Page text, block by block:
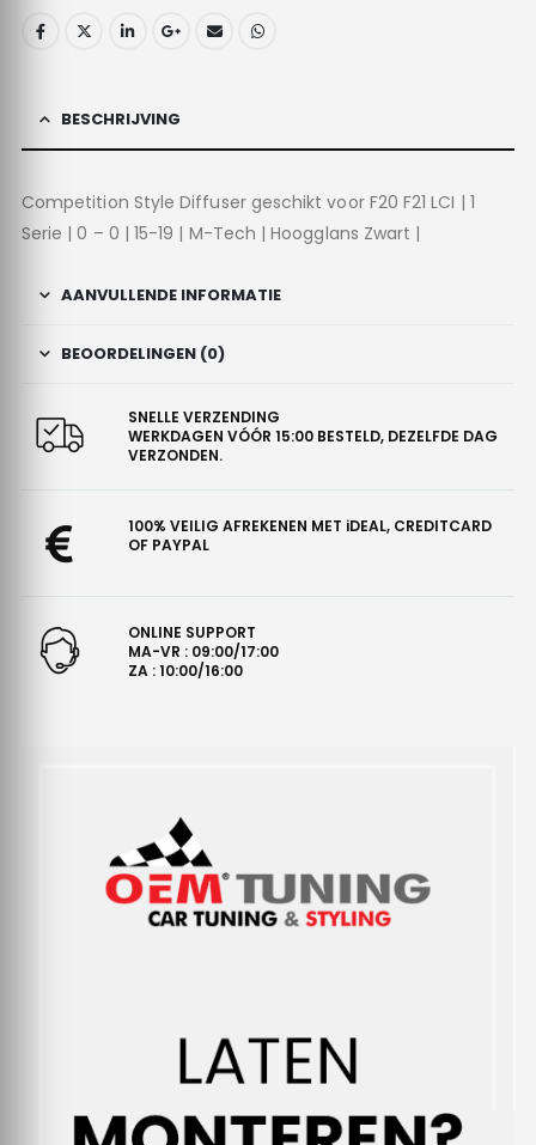
BESCHRIJVING
Competition Style Diffuser geschikt voor F20 F21 LCI | 1
Serie | 0 – 0 | 15-19 | M-Tech | Hoogglans Zwart |
AANVULLENDE INFORMATIE
BEOORDELINGEN (0)
SNELLE VERZENDING
WERKDAGEN VÓÓR 15:00 BESTELD, DEZELFDE DAG
VERZONDEN.
100% VEILIG AFREKENEN MET iDEAL, CREDITCARD
OF PAYPAL
ONLINE SUPPORT
MA-VR : 09:00/17:00
ZA : 10:00/16:00